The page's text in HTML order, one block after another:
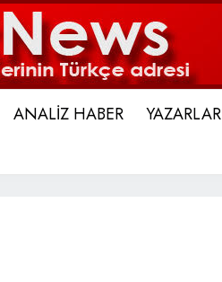
ANALİZ HABER YAZARLAR